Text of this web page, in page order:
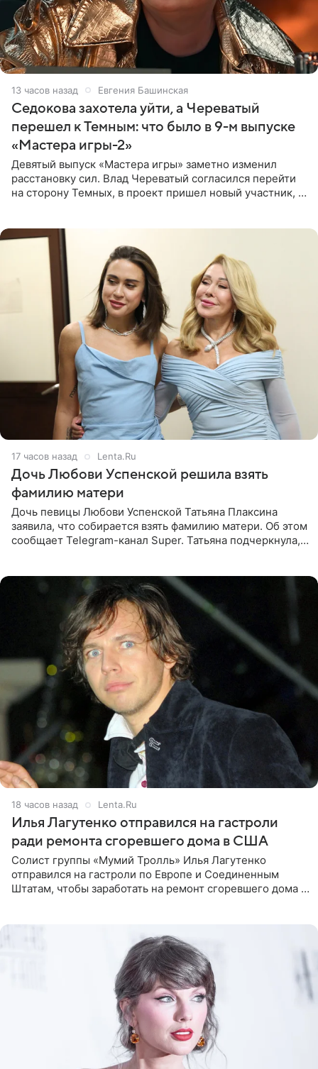
13 часов назад Евгения Башинская
Седокова захотела уйти, а Череватый
перешел к Темным: что было в 9-м выпуске
«Мастера игры-2»
Девятый выпуск «Мастера игры» заметно изменил
расстановку сил. Влад Череватый согласился перейти
на сторону Темных, в проект пришел новый участник, а
17 часов назад Lenta.Ru
Дочь Любови Успенской решила взять
фамилию матери
Дочь певицы Любови Успенской Татьяна Плаксина
заявила, что собирается взять фамилию матери. Об этом
сообщает Telegram-канал Super. Татьяна подчеркнула,
18 часов назад Lenta.Ru
Илья Лагутенко отправился на гастроли
ради ремонта сгоревшего дома в США
Солист группы «Мумий Тролль» Илья Лагутенко
отправился на гастроли по Европе и Соединенным
Штатам, чтобы заработать на ремонт сгоревшего дома в